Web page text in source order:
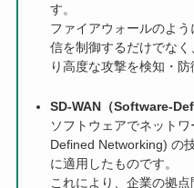
す。
ファイアウォールのよ
信を制御するだけでな
り高度な攻撃を検知・防
SD-WAN（Software-
ソフトウェアでネット
Defined Networking) の
に適用したものです。
これにより、企業の拠